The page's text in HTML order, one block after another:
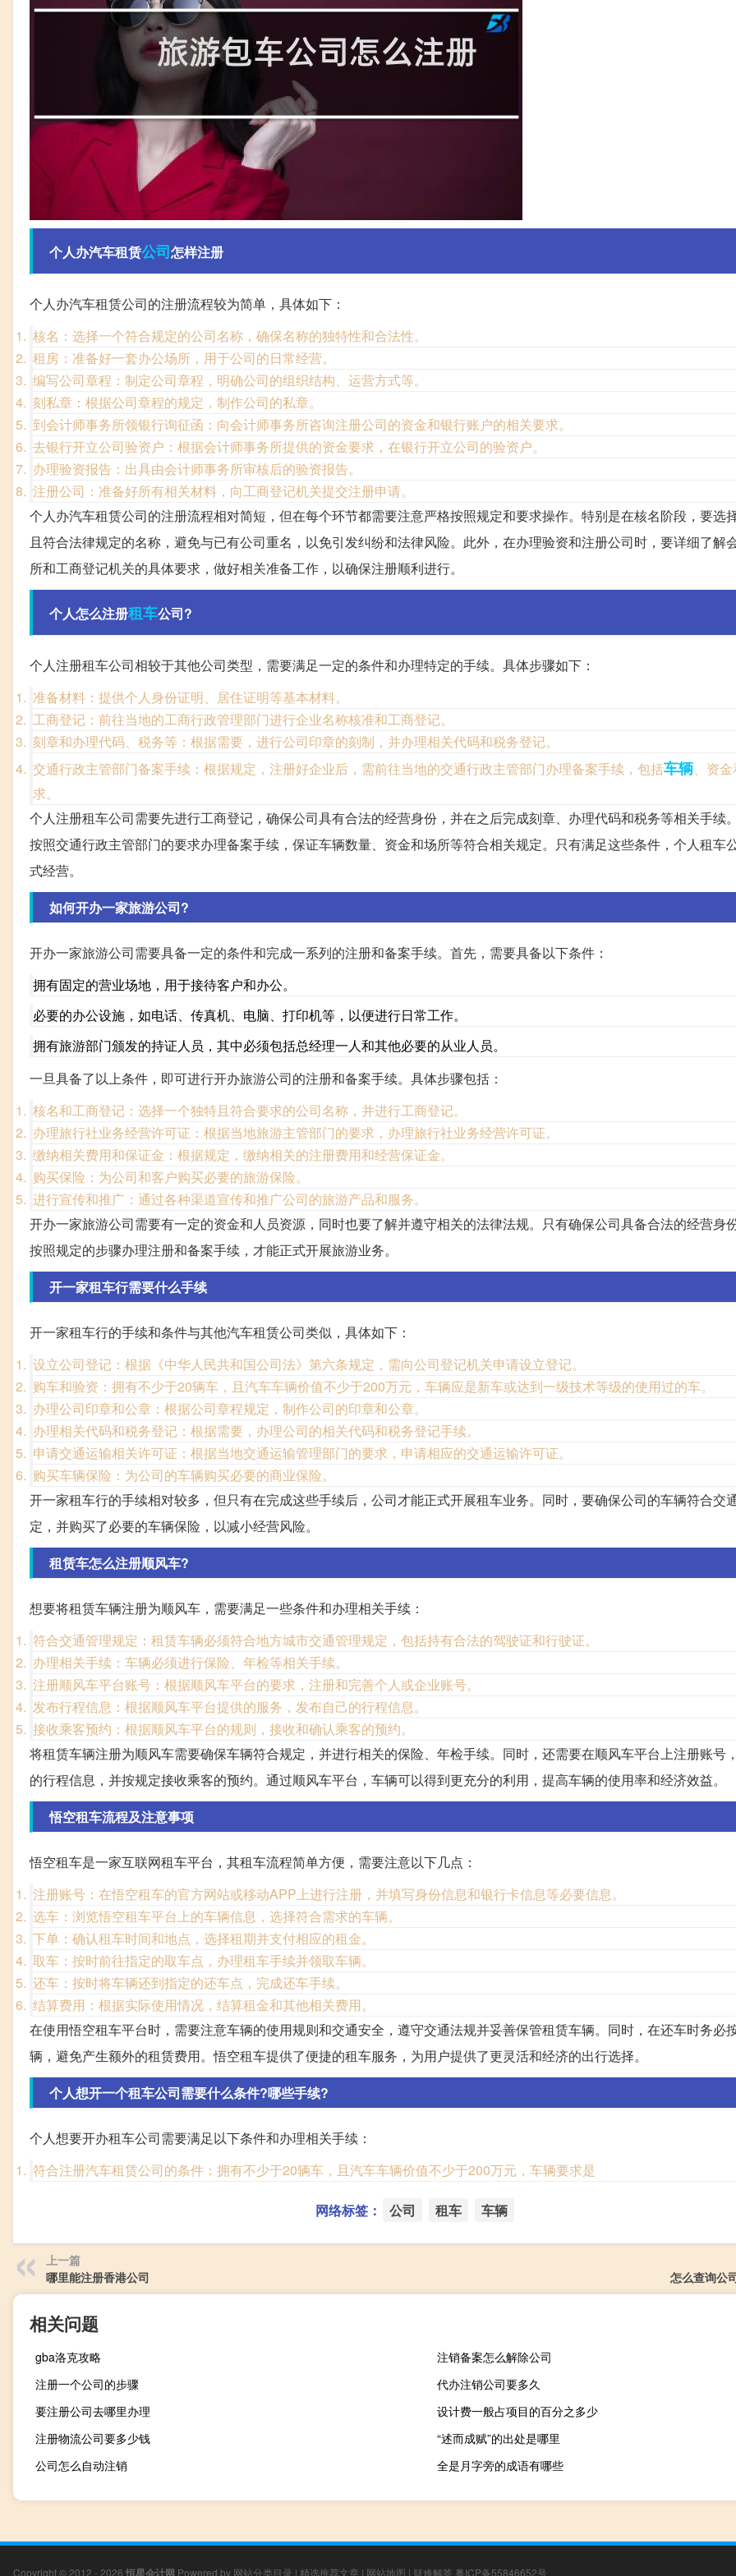
个人办汽车租赁公司怎样注册
个人办汽车租赁公司的注册流程较为简单，具体如下：
核名：选择一个符合规定的公司名称，确保名称的独特性和合法性。
租房：准备好一套办公场所，用于公司的日常经营。
编写公司章程：制定公司章程，明确公司的组织结构、运营方式等。
刻私章：根据公司章程的规定，制作公司的私章。
到会计师事务所领银行询征函：向会计师事务所咨询注册公司的资金和银行账户的相关要求。
去银行开立公司验资户：根据会计师事务所提供的资金要求，在银行开立公司的验资户。
办理验资报告：出具由会计师事务所审核后的验资报告。
注册公司：准备好所有相关材料，向工商登记机关提交注册申请。
个人办汽车租赁公司的注册流程相对简短，但在每个环节都需要注意严格按照规定和要求操作。特别是在核名阶段，要选
且符合法律规定的名称，避免与已有公司重名，以免引发纠纷和法律风险。此外，在办理验资和注册公司时，要详细了解
所和工商登记机关的具体要求，做好相关准备工作，以确保注册顺利进行。
个人怎么注册租车公司?
个人注册租车公司相较于其他公司类型，需要满足一定的条件和办理特定的手续。具体步骤如下：
准备材料：提供个人身份证明、居住证明等基本材料。
工商登记：前往当地的工商行政管理部门进行企业名称核准和工商登记。
刻章和办理代码、税务等：根据需要，进行公司印章的刻制，并办理相关代码和税务登记。
交通行政主管部门备案手续：根据规定，注册好企业后，需前往当地的交通行政主管部门办理备案手续，包括车辆、资
求。
个人注册租车公司需要先进行工商登记，确保公司具有合法的经营身份，并在之后完成刻章、办理代码和税务等相关手续
按照交通行政主管部门的要求办理备案手续，保证车辆数量、资金和场所等符合相关规定。只有满足这些条件，个人租车
式经营。
如何开办一家旅游公司?
开办一家旅游公司需要具备一定的条件和完成一系列的注册和备案手续。首先，需要具备以下条件：
拥有固定的营业场地，用于接待客户和办公。
必要的办公设施，如电话、传真机、电脑、打印机等，以便进行日常工作。
拥有旅游部门颁发的持证人员，其中必须包括总经理一人和其他必要的从业人员。
一旦具备了以上条件，即可进行开办旅游公司的注册和备案手续。具体步骤包括：
核名和工商登记：选择一个独特且符合要求的公司名称，并进行工商登记。
办理旅行社业务经营许可证：根据当地旅游主管部门的要求，办理旅行社业务经营许可证。
缴纳相关费用和保证金：根据规定，缴纳相关的注册费用和经营保证金。
购买保险：为公司和客户购买必要的旅游保险。
进行宣传和推广：通过各种渠道宣传和推广公司的旅游产品和服务。
开办一家旅游公司需要有一定的资金和人员资源，同时也要了解并遵守相关的法律法规。只有确保公司具备合法的经营身
按照规定的步骤办理注册和备案手续，才能正式开展旅游业务。
开一家租车行需要什么手续
开一家租车行的手续和条件与其他汽车租赁公司类似，具体如下：
设立公司登记：根据《中华人民共和国公司法》第六条规定，需向公司登记机关申请设立登记。
购车和验资：拥有不少于20辆车，且汽车车辆价值不少于200万元，车辆应是新车或达到一级技术等级的使用过的车。
办理公司印章和公章：根据公司章程规定，制作公司的印章和公章。
办理相关代码和税务登记：根据需要，办理公司的相关代码和税务登记手续。
申请交通运输相关许可证：根据当地交通运输管理部门的要求，申请相应的交通运输许可证。
购买车辆保险：为公司的车辆购买必要的商业保险。
开一家租车行的手续相对较多，但只有在完成这些手续后，公司才能正式开展租车业务。同时，要确保公司的车辆符合交
定，并购买了必要的车辆保险，以减小经营风险。
租赁车怎么注册顺风车?
想要将租赁车辆注册为顺风车，需要满足一些条件和办理相关手续：
符合交通管理规定：租赁车辆必须符合地方城市交通管理规定，包括持有合法的驾驶证和行驶证。
办理相关手续：车辆必须进行保险、年检等相关手续。
注册顺风车平台账号：根据顺风车平台的要求，注册和完善个人或企业账号。
发布行程信息：根据顺风车平台提供的服务，发布自己的行程信息。
接收乘客预约：根据顺风车平台的规则，接收和确认乘客的预约。
将租赁车辆注册为顺风车需要确保车辆符合规定，并进行相关的保险、年检手续。同时，还需要在顺风车平台上注册账号
的行程信息，并按规定接收乘客的预约。通过顺风车平台，车辆可以得到更充分的利用，提高车辆的使用率和经济效益。
悟空租车流程及注意事项
悟空租车是一家互联网租车平台，其租车流程简单方便，需要注意以下几点：
注册账号：在悟空租车的官方网站或移动APP上进行注册，并填写身份信息和银行卡信息等必要信息。
选车：浏览悟空租车平台上的车辆信息，选择符合需求的车辆。
下单：确认租车时间和地点，选择租期并支付相应的租金。
取车：按时前往指定的取车点，办理租车手续并领取车辆。
还车：按时将车辆还到指定的还车点，完成还车手续。
结算费用：根据实际使用情况，结算租金和其他相关费用。
在使用悟空租车平台时，需要注意车辆的使用规则和交通安全，遵守交通法规并妥善保管租赁车辆。同时，在还车时务必
辆，避免产生额外的租赁费用。悟空租车提供了便捷的租车服务，为用户提供了更灵活和经济的出行选择。
个人想开一个租车公司需要什么条件?哪些手续?
个人想要开办租车公司需要满足以下条件和办理相关手续：
符合注册汽车租赁公司的条件：拥有不少于20辆车，且汽车车辆价值不少于200万元，车辆要求是
网络标签： 公司 租车 车辆
上一篇
哪里能注册香港公司
怎么查询公
相关问题
gba洛克攻略
注销备案怎么解除公司
注册一个公司的步骤
代办注销公司要多久
要注册公司去哪里办理
设计费一般占项目的百分之多少
注册物流公司要多少钱
“述而成赋”的出处是哪里
公司怎么自动注销
全是月字旁的成语有哪些
Copyright © 2012 - 2026 Powered by 网站分类目录 | 精选推荐文章 | 网站地图 | 疑难解答 粤ICP备55846652号